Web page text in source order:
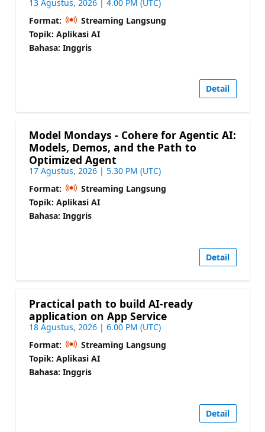
13 Agustus, 2026 | 4.00 PM (UTC)
Format:
Streaming Langsung
Topik: Aplikasi AI
Bahasa: Inggris
Detail
Model Mondays - Cohere for Agentic AI:
Models, Demos, and the Path to
Optimized Agent
17 Agustus, 2026 | 5.30 PM (UTC)
Format:
Streaming Langsung
Topik: Aplikasi AI
Bahasa: Inggris
Detail
Practical path to build AI-ready
application on App Service
18 Agustus, 2026 | 6.00 PM (UTC)
Format:
Streaming Langsung
Topik: Aplikasi AI
Bahasa: Inggris
Detail